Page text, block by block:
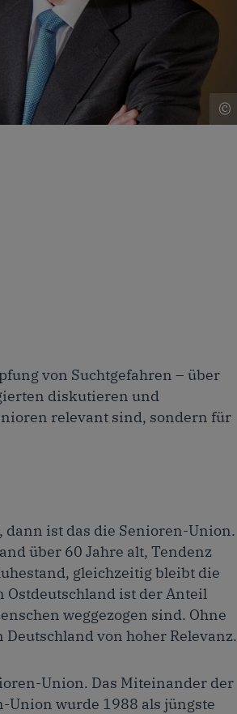
von Suchtgefahren – über
diskutieren und
relevant sind, sondern für
dann ist das die Senioren-Union.
über 60 Jahre alt, Tendenz
gleichzeitig bleibt die
ist der Anteil
weggezogen sind. Ohne
von hoher Relevanz.
Union. Das Miteinander der
Union wurde 1988 als jüngste